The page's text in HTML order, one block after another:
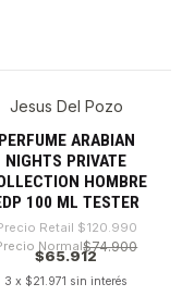
-45%
Jesus Del Pozo
PERFUME ARABIAN
NIGHTS PRIVATE
HOMBRE
100 ML TESTER
Retail $120.990
Normal$74.900
$65.912
3 x $21.971 sin interés